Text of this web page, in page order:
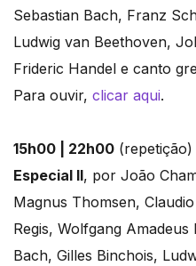
Sebastian Bach, Franz
Ludwig van Beethoven,
Frideric Handel e canto
Para ouvir, clicar aqui.
15h00 | 22h00 (repetição)
Especial II, por João
Magnus Thomsen,
Regis, Wolfgang
Bach, Gilles Binchois,